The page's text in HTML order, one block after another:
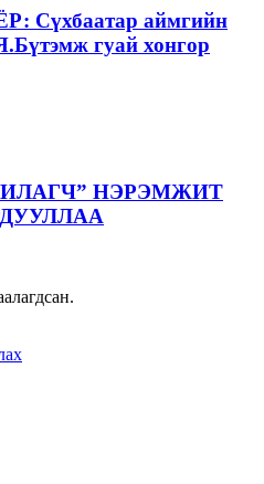
Сүхбаатар аймгийн
гуай хонгор
НЭРЭМЖИТ